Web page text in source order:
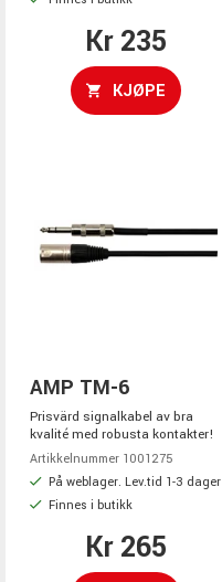
Kr 235
KJØPE
AMP TM-6
Prisvärd signalkabel av bra
kvalité med robusta kontakter!
Artikkelnummer 1001275
På weblager. Lev.tid 1-3 dager
Finnes i butikk
Kr 265